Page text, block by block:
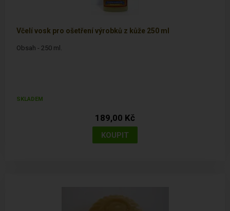
Včelí vosk pro ošetření výrobků z kůže 250 ml
Obsah - 250 ml.
SKLADEM
189,00 Kč